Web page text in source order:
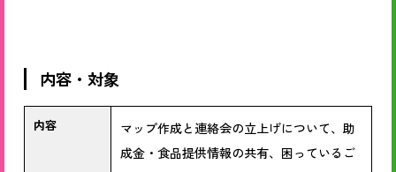
内容・対象
内容
マップ作成と連絡会の立上げについて、助
成金・食品提供情報の共有、困っているご